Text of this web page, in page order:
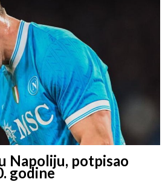
Napoliju, potpisao
godine